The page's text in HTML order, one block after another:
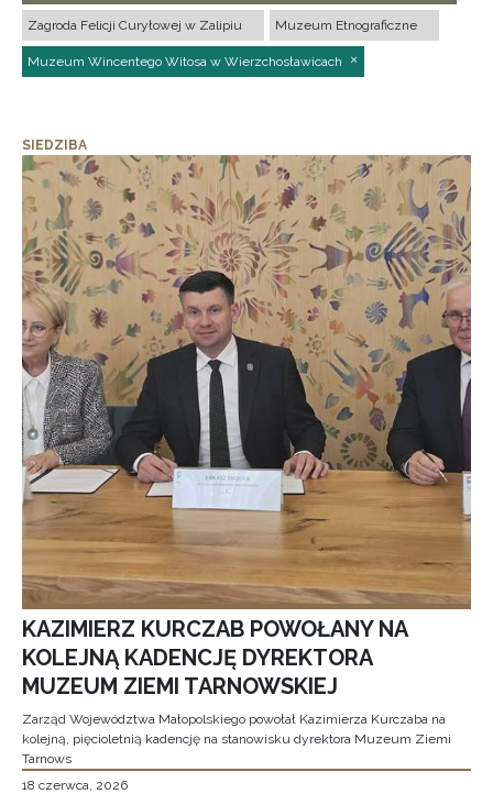
Zagroda Felicji Curyłowej w Zalipiu Muzeum Etnograficzne
Muzeum Wincentego Witosa w Wierzchosławicach
SIEDZIBA
KAZIMIERZ KURCZAB POWOŁANY NA
KOLEJNĄ KADENCJĘ DYREKTORA
MUZEUM ZIEMI TARNOWSKIEJ
Zarząd Województwa Małopolskiego powołał Kazimierza Kurczaba na
kolejną, pięcioletnią kadencję na stanowisku dyrektora Muzeum Ziemi
Tarnows
18 czerwca, 2026